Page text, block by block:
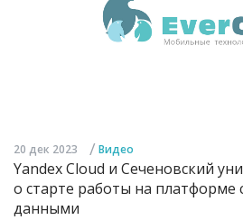
20 дек 2023 / Видео
Yandex Cloud и Сеченовский
о старте работы на платформе
данными